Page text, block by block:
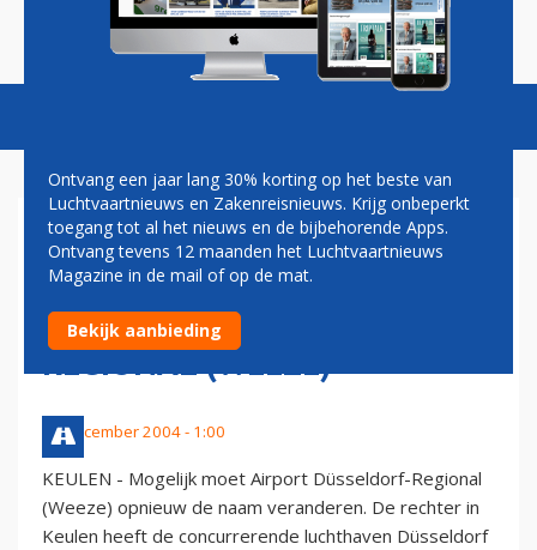
Magazine Podcasts Vacatures
RECHTER VERBIEDT OOK
NAAM AIRPORT
D&#252SSELDORF-
REGIONAL (WEEZE)
17 december 2004 - 1:00
KEULEN - Mogelijk moet Airport Düsseldorf-Regional
(Weeze) opnieuw de naam veranderen. De rechter in
Keulen heeft de concurrerende luchthaven Düsseldorf
Ontvang een jaar lang 30% korting op het beste van
Luchtvaartnieuws en Zakenreisnieuws. Krijg onbeperkt
toegang tot al het nieuws en de bijbehorende Apps.
Ontvang tevens 12 maanden het Luchtvaartnieuws
Magazine in de mail of op de mat.
Bekijk aanbieding